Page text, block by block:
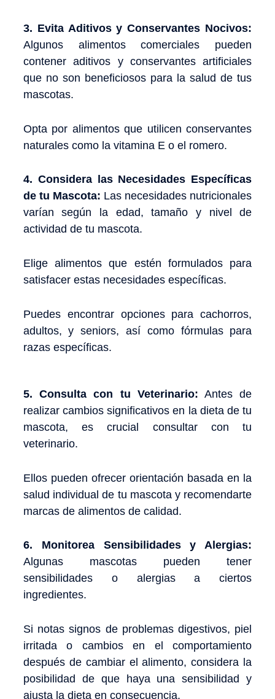
3. Evita Aditivos y Conservantes Nocivos:
Algunos alimentos comerciales pueden
contener aditivos y conservantes artificiales
que no son beneficiosos para la salud de tus
mascotas.
Opta por alimentos que utilicen conservantes
naturales como la vitamina E o el romero.
4. Considera las Necesidades Específicas
de tu Mascota: Las necesidades nutricionales
varían según la edad, tamaño y nivel de
actividad de tu mascota.
Elige alimentos que estén formulados para
satisfacer estas necesidades específicas.
Puedes encontrar opciones para cachorros,
adultos, y seniors, así como fórmulas para
razas específicas.
5. Consulta con tu Veterinario: Antes de
realizar cambios significativos en la dieta de tu
mascota, es crucial consultar con tu
veterinario.
Ellos pueden ofrecer orientación basada en la
salud individual de tu mascota y recomendarte
marcas de alimentos de calidad.
6. Monitorea Sensibilidades y Alergias:
Algunas mascotas pueden tener
sensibilidades o alergias a ciertos
ingredientes.
Si notas signos de problemas digestivos, piel
irritada o cambios en el comportamiento
después de cambiar el alimento, considera la
posibilidad de que haya una sensibilidad y
ajusta la dieta en consecuencia.